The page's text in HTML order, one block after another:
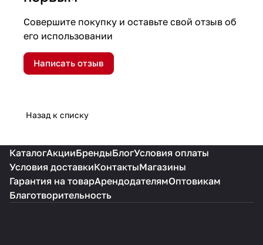
Совершите покупку и оставьте свой отзыв об
его использовании
Написать отзыв
Назад к списку
КаталогАкцииБрендыБлогУсловия оплаты
Условия доставкиКонтактыМагазины
Гарантия на товарАрендодателямОптовикам
Благотворительность